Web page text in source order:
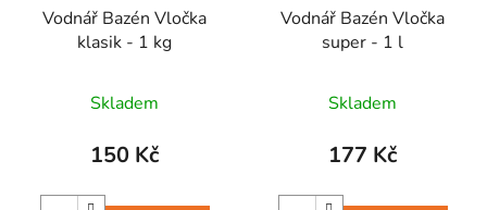
Vodnář Bazén Vločka
klasik - 1 kg
Skladem
150 Kč
Vodnář Bazén Vločka
super - 1 l
Skladem
177 Kč